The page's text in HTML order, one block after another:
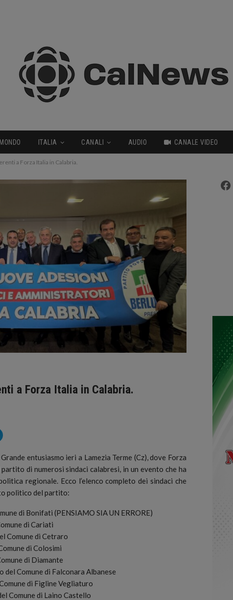
MONDO ITALIA CANALI AUDIO CANALE VIDEO
a Forza Italia in Calabria.
a Forza Italia in Calabria.
entusiasmo ieri a Lamezia Terme (Cz) , dove Forza
di numerosi sindaci calabresi, in un evento che ha
regionale. Ecco l’elenco completo dei sindaci che
politico del partito:
di Bonifati (PENSIAMO SIA UN ERRORE)
di Cariati
Comune di Cetraro
di Colosimi
di Diamante
del Comune di Falconara Albanese
di Figline Vegliaturo
Comune di Laino Castello